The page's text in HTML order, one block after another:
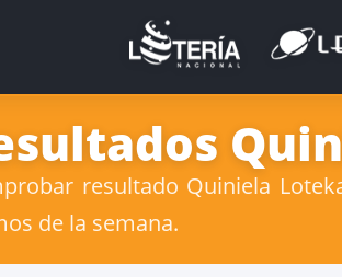
resultado Quiniela
de la semana.